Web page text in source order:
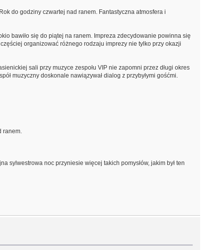
do godziny czwartej nad ranem. Fantastyczna atmosfera i
bawiło się do piątej na ranem. Impreza zdecydowanie powinna się
organizować różnego rodzaju imprezy nie tylko przy okazji
sali przy muzyce zespołu VIP nie zapomni przez długi okres
muzyczny doskonale nawiązywał dialog z przybyłymi gośćmi.
ranem.
sylwestrowa noc przyniesie więcej takich pomysłów, jakim był ten